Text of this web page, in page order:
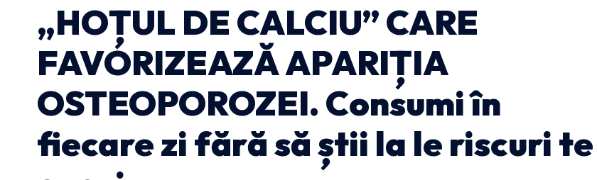
„HOȚUL DE CALCIU” CARE
FAVORIZEAZĂ APARIȚIA
OSTEOPOROZEI. Consumi în
fiecare zi fără să știi la le riscuri te